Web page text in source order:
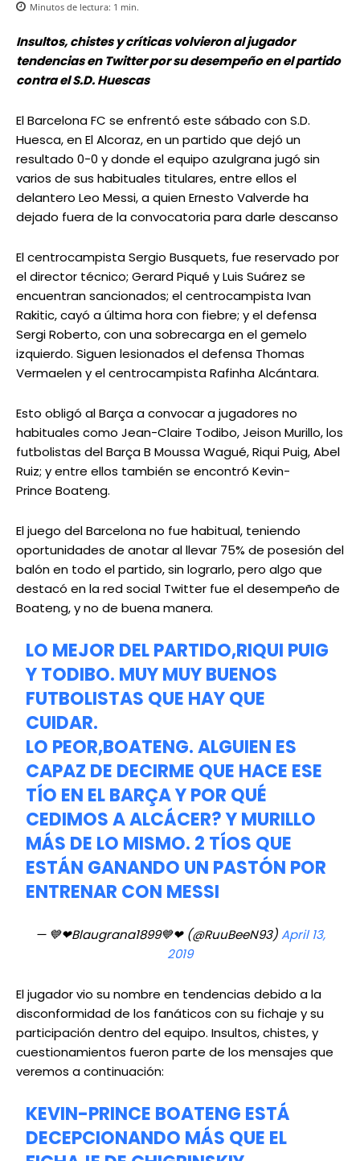
Minutos de lectura: 1 min.
Insultos, chistes y críticas volvieron al jugador
tendencias en Twitter por su desempeño en el partido
contra el S.D. Huescas
El Barcelona FC se enfrentó este sábado con S.D.
Huesca, en El Alcoraz, en un partido que dejó un
resultado 0-0 y donde el equipo azulgrana jugó sin
varios de sus habituales titulares, entre ellos el
delantero Leo Messi, a quien Ernesto Valverde ha
dejado fuera de la convocatoria para darle descanso
El centrocampista Sergio Busquets, fue reservado por
el director técnico; Gerard Piqué y Luis Suárez se
encuentran sancionados; el centrocampista Ivan
Rakitic, cayó a última hora con fiebre; y el defensa
Sergi Roberto, con una sobrecarga en el gemelo
izquierdo. Siguen lesionados el defensa Thomas
Vermaelen y el centrocampista Rafinha Alcántara.
Esto obligó al Barça a convocar a jugadores no
habituales como Jean-Claire Todibo, Jeison Murillo, los
futbolistas del Barça B Moussa Wagué, Riqui Puig, Abel
Ruiz; y entre ellos también se encontró Kevin-
Prince Boateng.
El juego del Barcelona no fue habitual, teniendo
oportunidades de anotar al llevar 75% de posesión del
balón en todo el partido, sin lograrlo, pero algo que
destacó en la red social Twitter fue el desempeño de
Boateng, y no de buena manera.
LO MEJOR DEL PARTIDO,RIQUI PUIG
Y TODIBO. MUY MUY BUENOS
FUTBOLISTAS QUE HAY QUE
CUIDAR.
LO PEOR,BOATENG. ALGUIEN ES
CAPAZ DE DECIRME QUE HACE ESE
TÍO EN EL BARÇA Y POR QUÉ
CEDIMOS A ALCÁCER? Y MURILLO
MÁS DE LO MISMO. 2 TÍOS QUE
ESTÁN GANANDO UN PASTÓN POR
ENTRENAR CON MESSI
— 💙❤Blaugrana1899💙❤ (@RuuBeeN93)April 13,
2019
El jugador vio su nombre en tendencias debido a la
disconformidad de los fanáticos con su fichaje y su
participación dentro del equipo. Insultos, chistes, y
cuestionamientos fueron parte de los mensajes que
veremos a continuación:
KEVIN-PRINCE BOATENG ESTÁ
DECEPCIONANDO MÁS QUE EL